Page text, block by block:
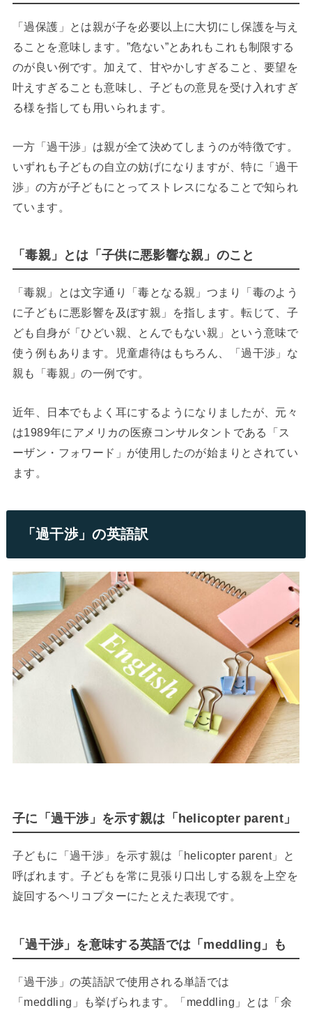
「過保護」とは親が子を必要以上に大切にし保護を与え
ることを意味します。”危ない”とあれもこれも制限する
のが良い例です。加えて、甘やかしすぎること、要望を
叶えすぎることも意味し、子どもの意見を受け入れすぎ
る様を指しても用いられます。
一方「過干渉」は親が全て決めてしまうのが特徴です。
いずれも子どもの自立の妨げになりますが、特に「過干
渉」の方が子どもにとってストレスになることで知られ
ています。
「毒親」とは「子供に悪影響な親」のこと
「毒親」とは文字通り「毒となる親」つまり「毒のよう
に子どもに悪影響を及ぼす親」を指します。転じて、子
ども自身が「ひどい親、とんでもない親」という意味で
使う例もあります。児童虐待はもちろん、「過干渉」な
親も「毒親」の一例です。
近年、日本でもよく耳にするようになりましたが、元々
は1989年にアメリカの医療コンサルタントである「ス
ーザン・フォワード」が使用したのが始まりとされてい
ます。
「過干渉」の英語訳
子に「過干渉」を示す親は「helicopter parent」
子どもに「過干渉」を示す親は「helicopter parent」と
呼ばれます。子どもを常に見張り口出しする親を上空を
旋回するヘリコプターにたとえた表現です。
「過干渉」を意味する英語では「meddling」も
「過干渉」の英語訳で使用される単語では
「meddling」も挙げられます。「meddling」とは「余